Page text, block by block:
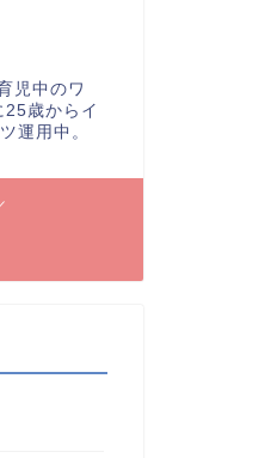
児中のワ
歳からイ
運用中。